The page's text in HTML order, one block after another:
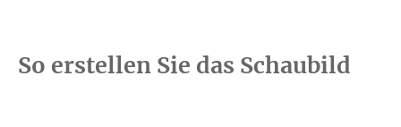
So erstellen Sie das Schaubild